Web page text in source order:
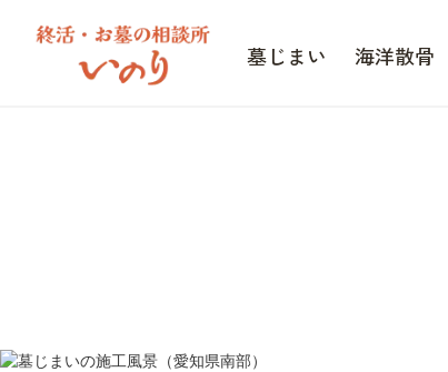
墓じまい 海洋散骨